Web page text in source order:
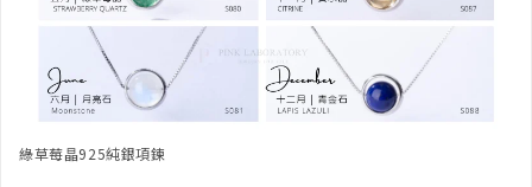
綠草莓晶925純銀項鍊